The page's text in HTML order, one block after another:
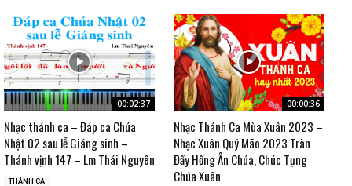
00:02:37
Nhạc thánh ca – Đáp ca Chúa
Nhật 02 sau lễ Giáng sinh –
Thánh vịnh 147 – Lm Thái Nguyên
THÁNH CA
00:00:36
Nhạc Thánh Ca Mùa Xuân 2023 –
Nhạc Xuân Quý Mão 2023 Tràn
Đầy Hồng Ân Chúa, Chúc Tụng
Chúa Xuân